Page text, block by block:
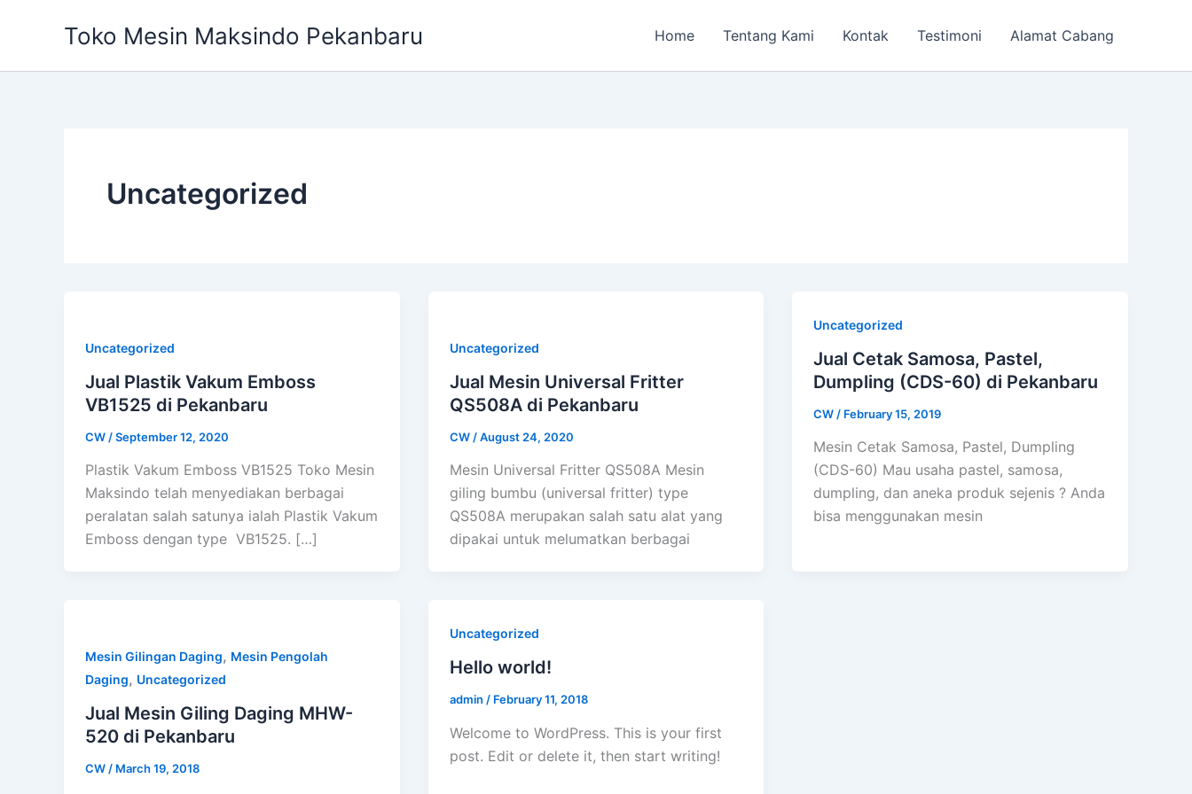
Toko Mesin Maksindo Pekanbaru Home Tentang Kami Kontak Testimoni Alamat Cabang
Uncategorized
Uncategorized
Jual Plastik Vakum Emboss
VB1525 di Pekanbaru
CW /September 12, 2020
Plastik Vakum Emboss VB1525 Toko Mesin
Maksindo telah menyediakan berbagai
peralatan salah satunya ialah Plastik Vakum
Emboss dengan type VB1525. […]
Uncategorized
Jual Mesin Universal Fritter
QS508A di Pekanbaru
CW /August 24, 2020
Mesin Universal Fritter QS508A Mesin
giling bumbu (universal fritter) type
QS508A merupakan salah satu alat yang
dipakai untuk melumatkan berbagai
Uncategorized
Jual Cetak Samosa, Pastel,
Dumpling (CDS-60) di Pekanbaru
CW / February 15, 2019
Mesin Cetak Samosa, Pastel, Dumpling
(CDS-60) Mau usaha pastel, samosa,
dumpling, dan aneka produk sejenis ? Anda
bisa menggunakan mesin
Mesin Gilingan Daging, Mesin Pengolah
Daging, Uncategorized
Jual Mesin Giling Daging MHW-
520 di Pekanbaru
CW / March 19, 2018
Uncategorized
Hello world!
admin / February 11, 2018
Welcome to WordPress. This is your first
post. Edit or delete it, then start writing!